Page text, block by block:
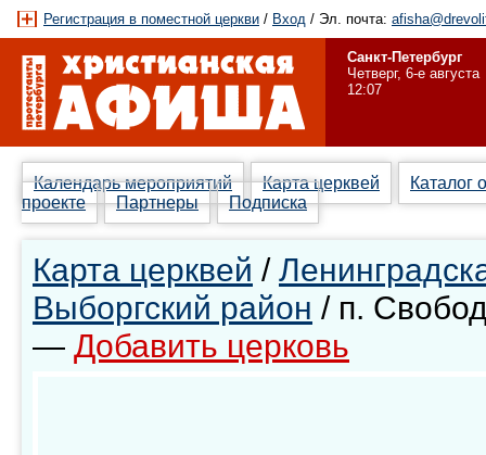
Регистрация в поместной церкви / Вход / Эл. почта:
Санкт-Петербург
Четверг, 6-е августа
12:07
Календарь мероприятий Карта церквей
Каталог
проекте
Партнеры Подписка
Карта церквей /
Выборгский район / п.
— Добавить церковь